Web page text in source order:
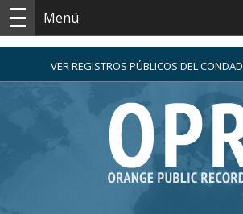
Menú
VER REGISTROS PÚBLICOS DEL